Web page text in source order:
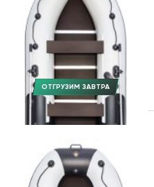
ОТГРУЗИМ ЗАВТРА